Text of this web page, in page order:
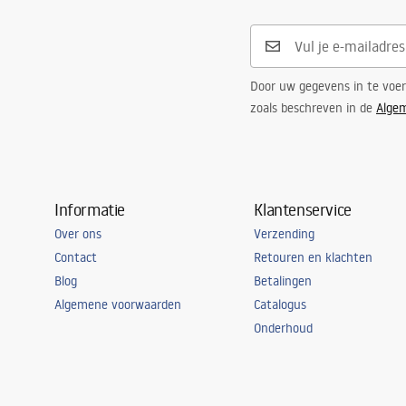
5 jaar
Door uw gegevens in te
zoals beschreven in de
Informatie
Over ons
Contact
Blog
Algemene voorwaarden
Klantenservice
Verzending
Retouren en klachten
Betalingen
Catalogus
Onderhoud